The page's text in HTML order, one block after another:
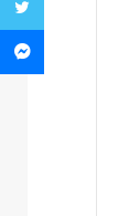
Messenger